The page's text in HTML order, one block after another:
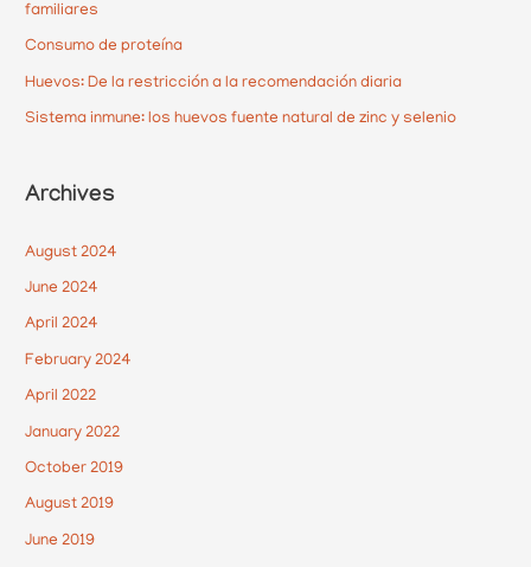
:
familiares
Consumo de proteína
Huevos: De la restricción a la recomendación diaria
Sistema inmune: los huevos fuente natural de zinc y selenio
Archives
August 2024
June 2024
April 2024
February 2024
April 2022
January 2022
October 2019
August 2019
June 2019